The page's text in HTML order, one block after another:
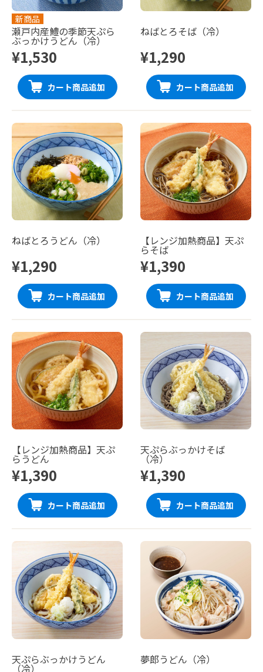
新商品
瀬戸内産鱧の季節天ぷら
ぶっかけうどん（冷）
¥1,530
カート商品追加
ねばとろそば（冷）
¥1,290
カート商品追加
ねばとろうどん（冷）
¥1,290
カート商品追加
【レンジ加熱商品】天ぷ
らそば
¥1,390
カート商品追加
【レンジ加熱商品】天ぷ
らうどん
¥1,390
カート商品追加
天ぷらぶっかけそば
（冷）
¥1,390
カート商品追加
天ぷらぶっかけうどん
（冷）
夢郎うどん（冷）